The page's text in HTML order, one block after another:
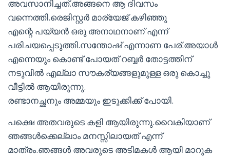
അവസാനിച്ചത്.അങ്ങനെ ആ ദിവസം
വന്നെത്തി.രെജിസ്റ്റർ മാര്യേജ് കഴിഞ്ഞു
എന്റെ പയ്യൻ ഒരു അനാഥനാണ് എന്ന്
പരിചയപ്പെടുത്തി.സന്തോഷ് എന്നാണ പേര്.അയാൾ
എന്നെയും കൊണ്ട് പോയത് റബ്ബർ തോട്ടത്തിന്
നടുവിൽ എല്ലാ സൗകര്യങ്ങളുമുള്ള ഒരു കൊച്ചു
വീട്ടിൽ ആയിരുന്നു.
രണ്ടാനച്ഛനും അമ്മയും ഇടുക്കിക്ക് പോയി.
പക്ഷെ അതവരുടെ കളി ആയിരുന്നു.വൈകിയാണ്
ഞങ്ങൾക്കെല്ലാം മനസ്സിലായത് എന്ന്
മാത്രം.ഞങ്ങൾ അവരുടെ അടിമകൾ ആയി മാറുക